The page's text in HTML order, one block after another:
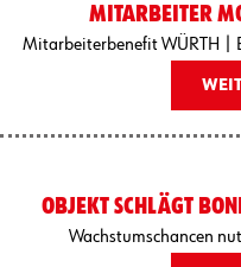
MITARBEITER
Mitarbeiterbenefit WÜRTH |
OBJEKT SCHLÄGT
Wachstumschancen